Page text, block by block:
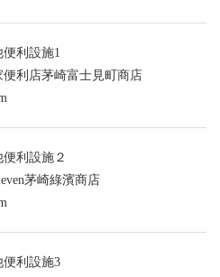
便利設施1
便利店茅崎富士見町商店
便利設施２
茅崎綠濱商店
便利設施3